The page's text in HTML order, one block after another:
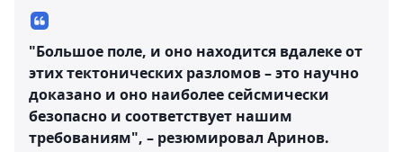
"Большое поле, и оно находится вдалеке от
этих тектонических разломов – это научно
доказано и оно наиболее сейсмически
безопасно и соответствует нашим
требованиям", – резюмировал Аринов.